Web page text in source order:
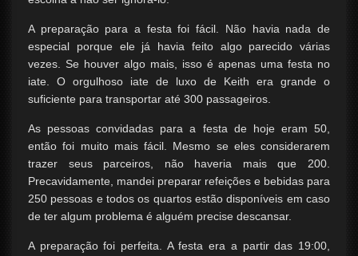
A preparação para a festa foi fácil. Não havia nada de
especial porque ele já havia feito algo parecido várias
vezes. Se houver algo mais, isso é apenas uma festa no
iate. O orgulhoso iate de luxo de Keith era grande o
suficiente para transportar até 300 passageiros.
As pessoas convidadas para a festa de hoje eram 50,
então foi muito mais fácil. Mesmo se eles considerarem
trazer seus parceiros, não haveria mais que 200.
Precavidamente, mandei preparar refeições e bebidas para
250 pessoas e todos os quartos estão disponíveis em caso
de ter algum problema é alguém precise descansar.
A preparação foi perfeita. A festa era a partir das 19:00,